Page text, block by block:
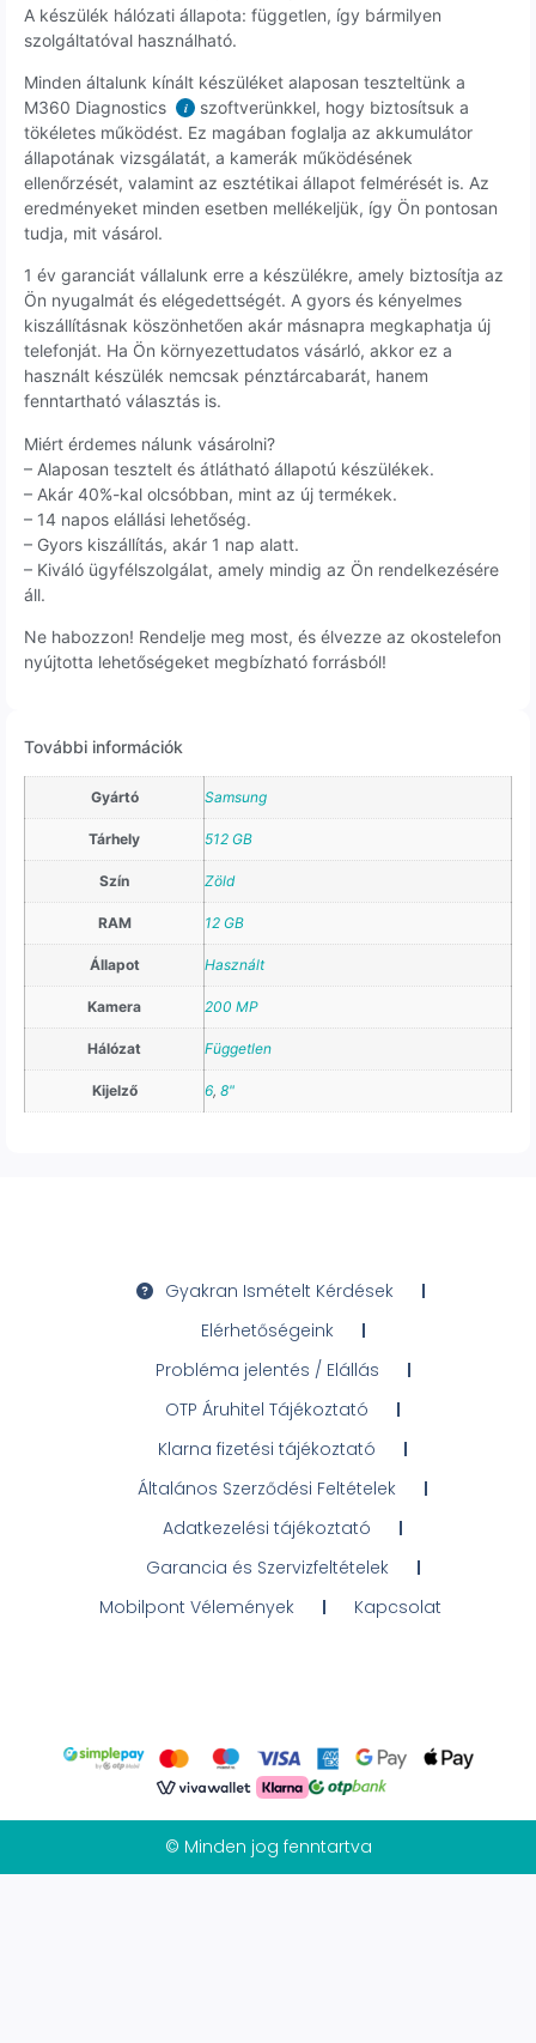
A készülék hálózati állapota: független, így bármilyen
szolgáltatóval használható.
Minden általunk kínált készüléket alaposan teszteltünk a
M360 Diagnostics
i
szoftverünkkel, hogy biztosítsuk a
tökéletes működést. Ez magában foglalja az akkumulátor
állapotának vizsgálatát, a kamerák működésének
ellenőrzését, valamint az esztétikai állapot felmérését is. Az
eredményeket minden esetben mellékeljük, így Ön pontosan
tudja, mit vásárol.
1 év garanciát vállalunk erre a készülékre, amely biztosítja az
Ön nyugalmát és elégedettségét. A gyors és kényelmes
kiszállításnak köszönhetően akár másnapra megkaphatja új
telefonját. Ha Ön környezettudatos vásárló, akkor ez a
használt készülék nemcsak pénztárcabarát, hanem
fenntartható választás is.
Miért érdemes nálunk vásárolni?
– Alaposan tesztelt és átlátható állapotú készülékek.
– Akár 40%-kal olcsóbban, mint az új termékek.
– 14 napos elállási lehetőség.
– Gyors kiszállítás, akár 1 nap alatt.
– Kiváló ügyfélszolgálat, amely mindig az Ön rendelkezésére
áll.
Ne habozzon! Rendelje meg most, és élvezze az okostelefon
nyújtotta lehetőségeket megbízható forrásból!
További információk
Gyártó Samsung
Tárhely 512 GB
Szín Zöld
RAM 12 GB
Állapot Használt
Kamera 200 MP
Hálózat Független
Kijelző 6, 8"
Gyakran Ismételt Kérdések
Elérhetőségeink
Probléma jelentés / Elállás
OTP Áruhitel Tájékoztató
Klarna fizetési tájékoztató
Általános Szerződési Feltételek
Adatkezelési tájékoztató
Garancia és Szervizfeltételek
Mobilpont Vélemények
Kapcsolat
© Minden jog fenntartva